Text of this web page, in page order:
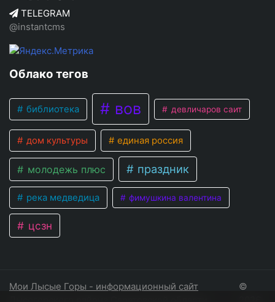
TELEGRAM
@instantcms
Облако тегов
библиотека вов девличаров саит
дом культуры единая россия
молодежь плюс праздник
река медведица фимушкина валентина
цсзн
Мои Лысые Горы - информационный сайт
©